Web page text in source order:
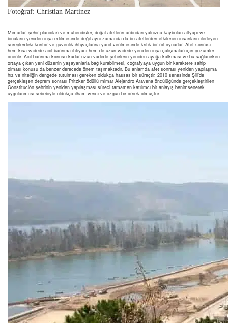
Fotoğraf: Christian Martinez
Mimarlar, şehir plancıları ve mühendisler, doğal afetlerin ardından yalnızca kaybolan altyapı ve
binaların yeniden inşa edilmesinde değil aynı zamanda da bu afetlerden etkilenen insanların ilerleyen
süreçlerdeki konfor ve güvenlik ihtiyaçlarına yanıt verilmesinde kritik bir rol oynarlar. Afet sonrası
hem kısa vadede acil barınma ihtiyacı hem de uzun vadede yeniden inşa çalışmaları için çözümler
önerilir. Acil barınma konusu kadar uzun vadede şehirlerin yeniden ayağa kalkması ve bu sağlanırken
ortaya çıkan yeni düzenin yaşayanlarla bağ kurabilmesi, coğrafyaya uygun bir karaktere sahip
olması konusu da benzer derecede önem taşımaktadır. Bu anlamda afet sonrası yeniden yapılaşma
hız ve niteliğin dengede tutulması gereken oldukça hassas bir süreçtir. 2010 senesinde Şili’de
gerçekleşen deprem sonrası Pritzker ödüllü mimar Alejandro Aravena öncülüğünde gerçekleştirilen
Constitución şehrinin yeniden yapılaşması süreci tamamen katılımcı bir anlayış benimsenerek
uygulanması sebebiyle oldukça ilham verici ve özgün bir örnek olmuştur.